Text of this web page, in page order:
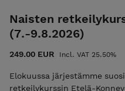
Naisten
(7.-9.8.2026)
249.00 EUR Incl. VAT 25.50%
Elokuussa järjestämme
retkeilykurssin Etelä-